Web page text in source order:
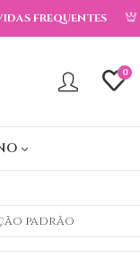
FREQUENTES
0